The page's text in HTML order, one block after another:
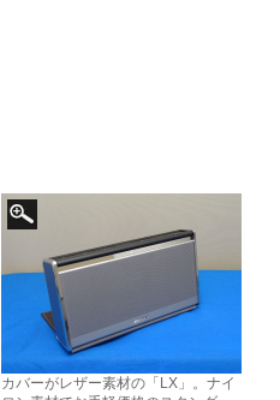
カバーがレザー素材の「LX」。ナイ